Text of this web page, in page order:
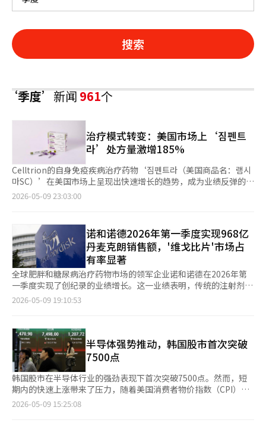
搜索
‘季度’新闻961个
治疗模式转变：美国市场上‘짐펜트
라’处方量激增185%
Celltrion的自身免疫疾病治疗药物‘짐펜트라（美国商品名：램시
마SC）’在美国市场上呈现出快速增长的趋势，成为业绩反弹的核
心支柱。该药物作为全球首个也是唯一的皮下注射（SC）形式的
量同比增长185%，创下历史最高季度业绩。这一数字超过了去年
上半年整体的处方量。 这一成就的背后是美国公司推行的‘3P战
略（Provider·Payer·Patient）’。Celltrion自产品上市初期
就将医生、保险公司和患者作为核心目标，并为各个群体制定了优
化的接触方式。 首先，Celltrion集中攻克拥有处方权的医疗人
员。公司董事长徐正仁及管理层亲自巡回美国，针对主要医院和专
科医生进行产品说明会，并建立了按疾病和区域划分的核心医疗人
员网络。同时，扩大了约100人的本地销售团队，增强了组织基
环。 在与保险公司及处方药报销管理公司（PBM）的谈判中也取
得了成效。美国药品市场的报销情况是处方扩大的关键变量。
Celltrion自上市初期就与大型PBM和主要保险公司进行谈判，确
保了超过90%的报销覆盖率。这被认为是降低医疗人员在处方决策
中面临的最重要障碍。 同时，针对患者的营销活动也在进行。通
过电视、YouTube和社交媒体等多种渠道进行直接广告（DTC），
提高了疾病的认知度，并通过医院内的广告影响了实际的治疗选择
过程。尤其是可自我注射的皮下注射形式的便利性得到了强调，患
2026-05-09 23:03:00
诺和诺德2026年第一季度实现968亿
丹麦克朗销售额，'维戈比片'市场占
有率显著
全球肥胖和糖尿病治疗药物市场的领军企业诺和诺德在2026年第
一季度实现了创纪录的业绩增长。这一业绩表明，传统的注射剂为
主的肥胖治疗市场正在迅速向口服（药片）制剂转型，吸引了全球
万亿韩元），按固定汇率（CER）计算，同比增长32%。此次销售
激增的主要原因之一是美国政府的药价退款政策带来的一次性收
益。美国政府正在对“340B目标医院”进行过高药价的退款程
序，诺和诺德因此获得了约420亿美元（约合5.8万亿韩元）的退
款，这一金额已反映在业绩中。然而，剔除这一一次性因素后，纯
业务业绩的分析显示，各产品线的表现差异明显。剔除340B退款
后，第一季度的销售额为700亿丹麦克朗（约合16万亿韩元），同
比下降4%。各部门的表现为：糖尿病治疗药物下降11%，胰岛素
2026-05-09 19:10:53
半导体强势推动，韩国股市首次突破
7500点
韩国股市在半导体行业的强劲表现下首次突破7500点。然而，短
期内的快速上涨带来了压力，随着美国消费者物价指数（CPI）和
美中首脑会谈等重要事件的临近，下周股市可能面临行业轮动和波
2026-05-09 15:25:08